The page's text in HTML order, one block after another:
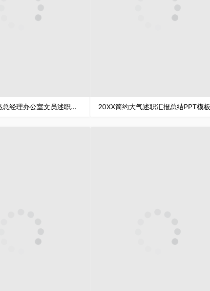
紫色商务风格总经理办公室文员述职汇报PPT模板 20XX简约大气述职汇报总结PPT模板